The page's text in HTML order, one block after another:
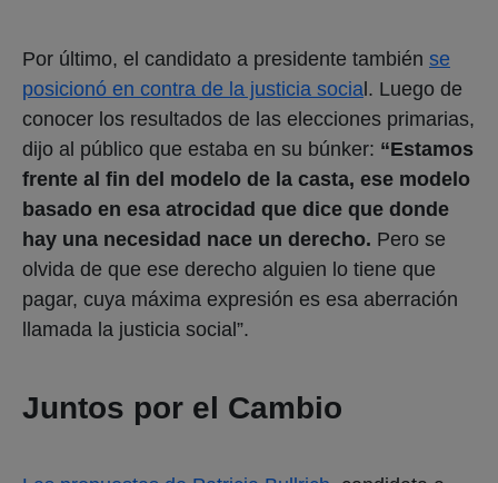
Por último, el candidato a presidente también se
posicionó en contra de la justicia social. Luego de
conocer los resultados de las elecciones primarias,
dijo al público que estaba en su búnker: “Estamos
frente al fin del modelo de la casta, ese modelo
basado en esa atrocidad que dice que donde
hay una necesidad nace un derecho. Pero se
olvida de que ese derecho alguien lo tiene que
pagar, cuya máxima expresión es esa aberración
llamada la justicia social”.
Juntos por el Cambio